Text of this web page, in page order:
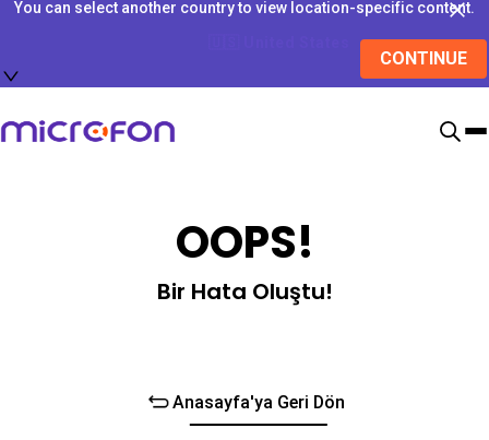
You can select another country to view location-specific content.
CONTINUE
OOPS!
Bir Hata Oluştu!
Anasayfa'ya Geri Dön